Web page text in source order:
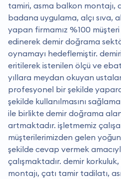
tamiri, asma balkon montajı,
badana uygulama, alçı sıva,
yapan firmamız %100
edinerek demir doğrama
oynamayı hedeflemiştir.
eritilerek istenilen ölçü ve
yıllara meydan okuyan
profesyonel bir şekilde
şekilde kullanılmasını
ile birlikte demir doğrama
artmaktadır. i̇şletmemiz
müşterilerimizden gelen
şekilde cevap vermek
çalışmaktadır. demir
montajı, çatı tamir tadilatı,